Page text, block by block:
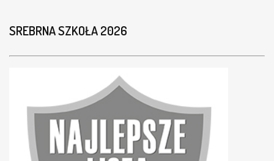
SREBRNA SZKOŁA 2026